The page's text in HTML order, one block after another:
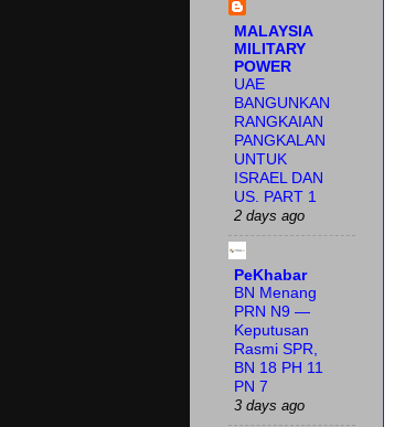
MALAYSIA
MILITARY
POWER
UAE
BANGUNKAN
RANGKAIAN
PANGKALAN
UNTUK
ISRAEL DAN
US. PART 1
2 days ago
PeKhabar
BN Menang
PRN N9 —
Keputusan
Rasmi SPR,
BN 18 PH 11
PN 7
3 days ago